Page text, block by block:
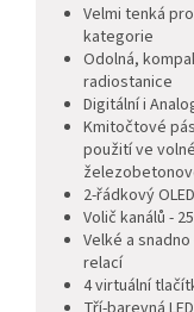
Velmi tenká
kategorie
Odolná,
radiostanice
Digitální i
Kmitočtové
použití ve
2-řádkový
Volič kanálů -
Velké a
relací
4 virtuální